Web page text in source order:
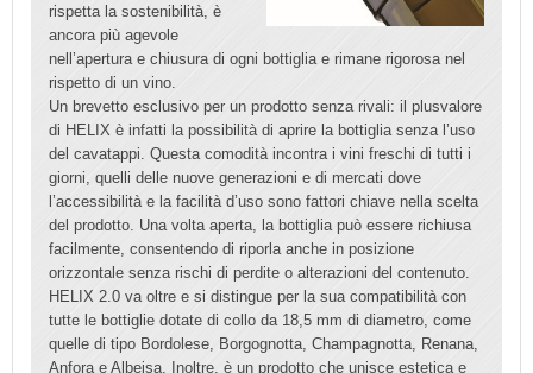
rispetta la sostenibilità, è
ancora più agevole
nell’apertura e chiusura di ogni bottiglia e rimane rigorosa nel
rispetto di un vino.
Un brevetto esclusivo per un prodotto senza rivali: il plusvalore
di HELIX è infatti la possibilità di aprire la bottiglia senza l’uso
del cavatappi. Questa comodità incontra i vini freschi di tutti i
giorni, quelli delle nuove generazioni e di mercati dove
l’accessibilità e la facilità d’uso sono fattori chiave nella scelta
del prodotto. Una volta aperta, la bottiglia può essere richiusa
facilmente, consentendo di riporla anche in posizione
orizzontale senza rischi di perdite o alterazioni del contenuto.
HELIX 2.0 va oltre e si distingue per la sua compatibilità con
tutte le bottiglie dotate di collo da 18,5 mm di diametro, come
quelle di tipo Bordolese, Borgognotta, Champagnotta, Renana,
Anfora e Albeisa. Inoltre, è un prodotto che unisce estetica e